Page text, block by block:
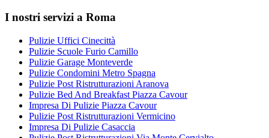
I nostri servizi a Roma
Pulizie Uffici Cinecittà
Pulizie Scuole Furio Camillo
Pulizie Garage Monteverde
Pulizie Condomini Metro Spagna
Pulizie Post Ristrutturazioni Aranova
Pulizie Bed And Breakfast Piazza Cavour
Impresa Di Pulizie Piazza Cavour
Pulizie Post Ristrutturazioni Vermicino
Impresa Di Pulizie Casaccia